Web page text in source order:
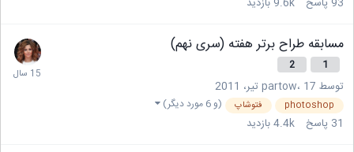
مسابقه طراح برتر هفته (سری نهم)
1
2
توسط partow ،17 تیر، 2011
photoshop فتوشاپ (و 6 مورد دیگر)
31 پاسخ 4.4kبازدید